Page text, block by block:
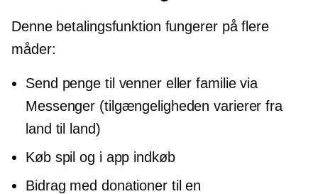
Denne betalingsfunktion fungerer på flere
måder:
Send penge til venner eller familie via
Messenger (tilgængeligheden varierer fra
land til land)
Køb spil og i app indkøb
Bidrag med donationer til en